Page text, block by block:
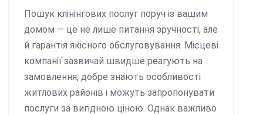
Пошук клінінгових послуг поруч із вашим
домом — це не лише питання зручності, але
й гарантія якісного обслуговування. Місцеві
компанії зазвичай швидше реагують на
замовлення, добре знають особливості
житлових районів і можуть запропонувати
послуги за вигідною ціною. Однак важливо